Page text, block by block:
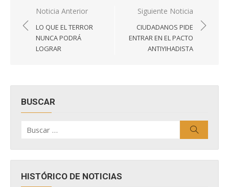
Navegación
de
entradas
Noticia Anterior
LO QUE EL TERROR
NUNCA PODRÁ
LOGRAR
Siguiente Noticia
CIUDADANOS PIDE
ENTRAR EN EL PACTO
ANTIYIHADISTA
BUSCAR
por:
HISTÓRICO DE NOTICIAS